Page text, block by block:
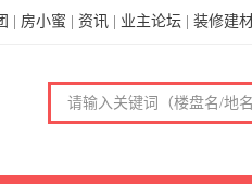
房小蜜 资讯 业主论坛 装修建